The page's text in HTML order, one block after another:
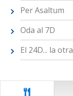
Per Asaltum
Oda al 7D
El 24D... la